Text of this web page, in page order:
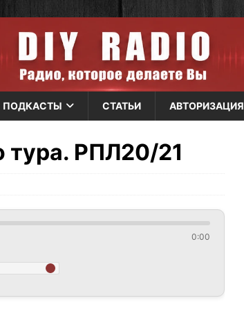
ПОДКАСТЫ СТАТЬИ АВТОРИЗАЦИЯ
тура. РПЛ20/21
0:00